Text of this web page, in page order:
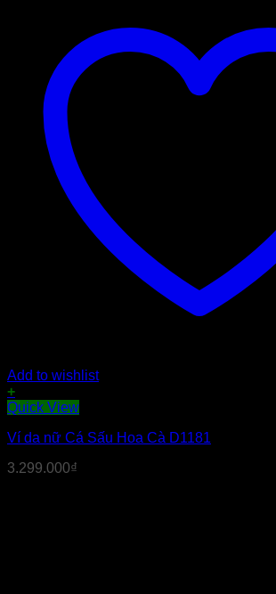
Add to wishlist
+
Quick View
Ví da nữ Cá Sấu Hoa Cà D1181
3.299.000₫